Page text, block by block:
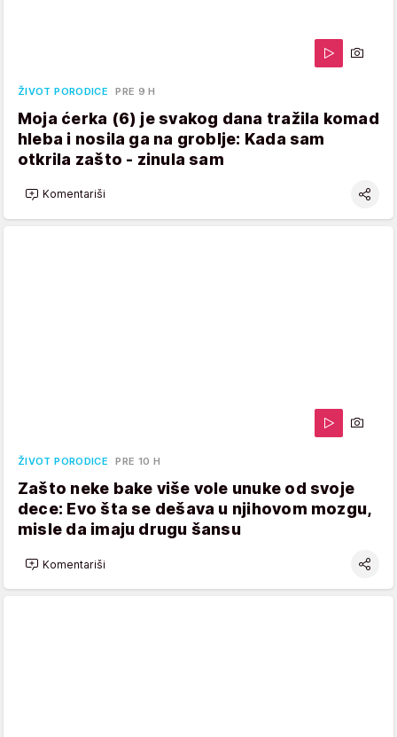
ŽIVOT PORODICE PRE 9 H
Moja ćerka (6) je svakog dana tražila komad
hleba i nosila ga na groblje: Kada sam
otkrila zašto - zinula sam
Komentariši
ŽIVOT PORODICE PRE 10 H
Zašto neke bake više vole unuke od svoje
dece: Evo šta se dešava u njihovom mozgu,
misle da imaju drugu šansu
Komentariši